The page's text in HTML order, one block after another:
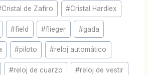
Cristal de Zafiro #Cristal Hardlex
#field #flieger #gada
#piloto #reloj automático
#reloj de cuarzo #reloj de vestir